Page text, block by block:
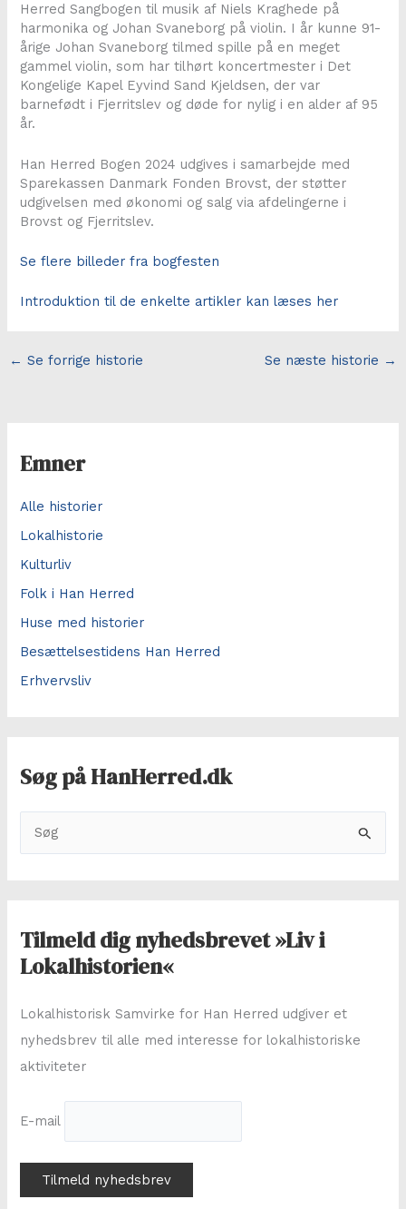
Herred Sangbogen til musik af Niels Kraghede på
harmonika og Johan Svaneborg på violin. I år kunne 91-
årige Johan Svaneborg tilmed spille på en meget
gammel violin, som har tilhørt koncertmester i Det
Kongelige Kapel Eyvind Sand Kjeldsen, der var
barnefødt i Fjerritslev og døde for nylig i en alder af 95
år.
Han Herred Bogen 2024 udgives i samarbejde med
Sparekassen Danmark Fonden Brovst, der støtter
udgivelsen med økonomi og salg via afdelingerne i
Brovst og Fjerritslev.
Se flere billeder fra bogfesten
Introduktion til de enkelte artikler kan læses her
← Se forrige historie Se næste historie →
Emner
Alle historier
Lokalhistorie
Kulturliv
Folk i Han Herred
Huse med historier
Besættelsestidens Han Herred
Erhvervsliv
Søg på HanHerred.dk
ø
f
t
r
:
Tilmeld dig nyhedsbrevet »Liv i
Lokalhistorien«
Lokalhistorisk Samvirke for Han Herred udgiver et
nyhedsbrev til alle med interesse for lokalhistoriske
aktiviteter
E-mail